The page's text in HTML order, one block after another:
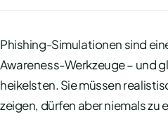
Phishing-Simulationen sind
Awareness-Werkzeuge – und
heikelsten. Sie müssen
zeigen, dürfen aber niemals zu